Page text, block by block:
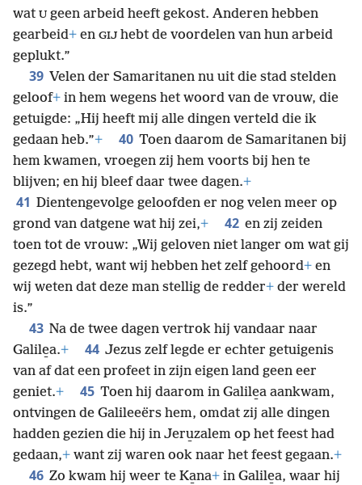
wat U geen arbeid heeft gekost. Anderen hebben
gearbeid+ en GIJ hebt de voordelen van hun arbeid
geplukt.”
39 Velen der Samaritanen nu uit die stad stelden
geloof+ in hem wegens het woord van de vrouw, die
getuigde: „Hij heeft mij alle dingen verteld die ik
gedaan heb.”+ 40 Toen daarom de Samaritanen bij
hem kwamen, vroegen zij hem voorts bij hen te
blijven; en hij bleef daar twee dagen.+
41 Dientengevolge geloofden er nog velen meer op
grond van datgene wat hij zei,+ 42 en zij zeiden
toen tot de vrouw: „Wij geloven niet langer om wat gij
gezegd hebt, want wij hebben het zelf gehoord+ en
wij weten dat deze man stellig de redder+ der wereld
is.”
43 Na de twee dagen vertrok hij vandaar naar
Galile̱a.+ 44 Jezus zelf legde er echter getuigenis
van af dat een profeet in zijn eigen land geen eer
geniet.+ 45 Toen hij daarom in Galile̱a aankwam,
ontvingen de Galileeërs hem, omdat zij alle dingen
hadden gezien die hij in Jeru̱zalem op het feest had
gedaan,+ want zij waren ook naar het feest gegaan.+
46 Zo kwam hij weer te Ka̱na+ in Galile̱a, waar hij